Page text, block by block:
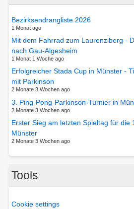
Bezirksendrangliste 2026
1 Monat ago
Mit dem Fahrrad zum Laurenziberg -
nach Gau-Algesheim
1 Monat 1 Woche ago
Erfolgreicher Stada Cup in Münster -
mit Parkinson
2 Monate 3 Wochen ago
3. Ping-Pong-Parkinson-Turnier in
2 Monate 3 Wochen ago
Erster Sieg am letzten Spieltag für die
Münster
2 Monate 3 Wochen ago
Tools
Cookie settings